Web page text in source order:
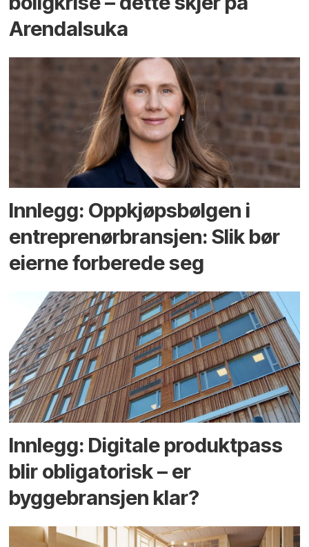
Arendals­uka
Innlegg: Oppkjøps­bølgen i
entreprenør­bransjen: Slik bør
eierne forberede seg
Innlegg: Digitale produktpass
blir obligatorisk – er
byggebransjen klar?